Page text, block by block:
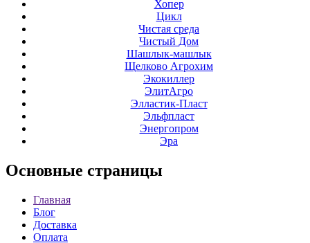
Хопер
Цикл
Чистая среда
Чистый Дом
Шашлык-машлык
Щелково Агрохим
Экокиллер
ЭлитАгро
Элластик-Пласт
Эльфпласт
Энергопром
Эра
Основные страницы
Главная
Блог
Доставка
Оплата